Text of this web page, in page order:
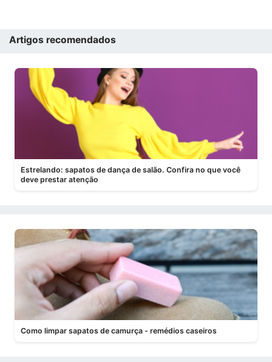
Artigos recomendados
Estrelando: sapatos de dança de salão. Confira no que você
deve prestar atenção
Como limpar sapatos de camurça - remédios caseiros